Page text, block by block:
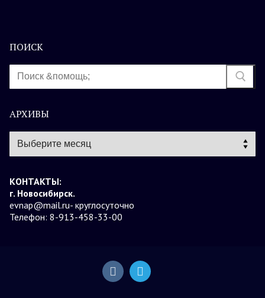
ПОИСК
Найти:
АРХИВЫ
Архивы
КОНТАКТЫ:
г. Новосибирск.
evnap@mail.ru- круглосуточно
Телефон: 8-913-458-33-00